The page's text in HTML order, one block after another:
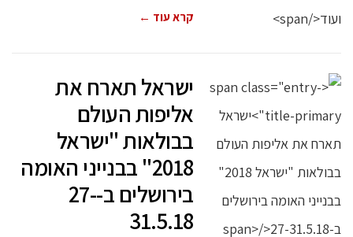
קרא עוד ←
ישראל תארח את
אליפות העולם
בבולאות "ישראל
2018" בבנייני האומה
בירושלים ב-27-
31.5.18